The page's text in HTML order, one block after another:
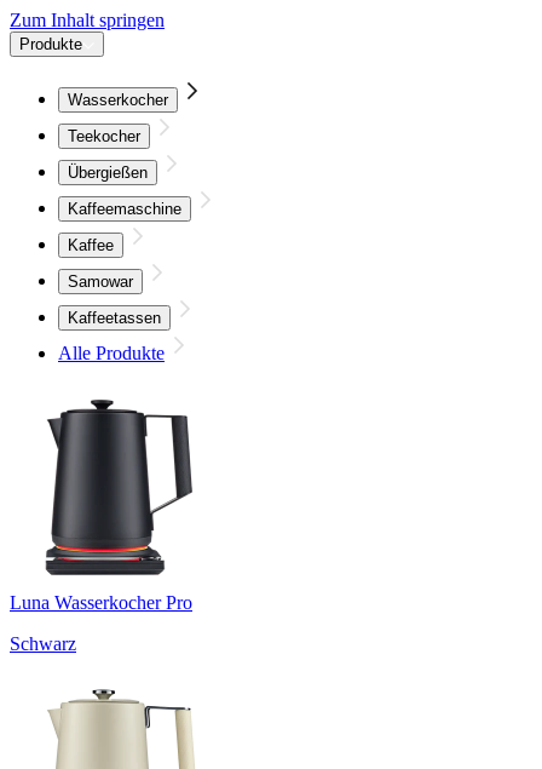
Zum Inhalt springen
Produkte
Wasserkocher
Teekocher
Übergießen
Kaffeemaschine
Kaffee
Samowar
Kaffeetassen
Alle Produkte
Luna Wasserkocher Pro
Schwarz